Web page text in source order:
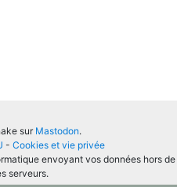
sur Mastodon.
- Cookies et vie privée
envoyant vos données hors de
serveurs.